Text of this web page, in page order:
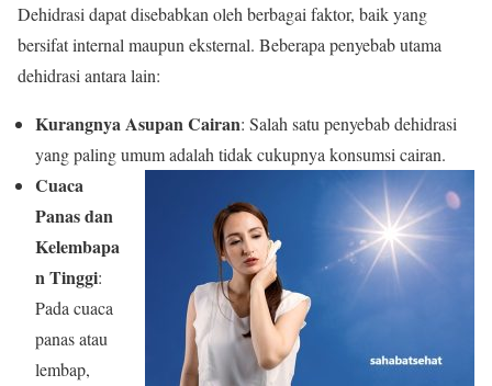
Dehidrasi dapat disebabkan oleh berbagai faktor, baik yang
bersifat internal maupun eksternal. Beberapa penyebab utama
dehidrasi antara lain:
Kurangnya Asupan Cairan: Salah satu penyebab dehidrasi
yang paling umum adalah tidak cukupnya konsumsi cairan.
Cuaca
Panas dan
Kelembapa
n Tinggi:
Pada cuaca
panas atau
lembap,